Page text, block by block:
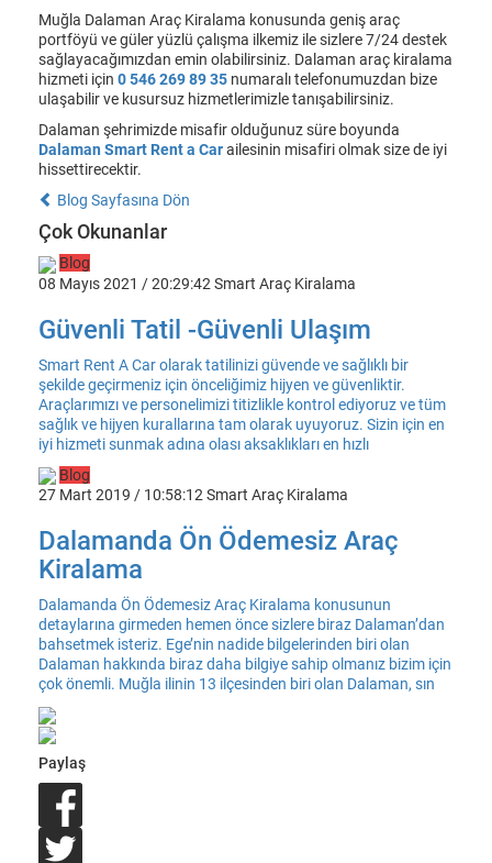
Muğla Dalaman Araç Kiralama konusunda geniş araç
portföyü ve güler yüzlü çalışma ilkemiz ile sizlere 7/24 destek
sağlayacağımızdan emin olabilirsiniz. Dalaman araç kiralama
hizmeti için 0 546 269 89 35 numaralı telefonumuzdan bize
ulaşabilir ve kusursuz hizmetlerimizle tanışabilirsiniz.
Dalaman şehrimizde misafir olduğunuz süre boyunda
Dalaman Smart Rent a Carailesinin misafiri olmak size de iyi
hissettirecektir.
Blog Sayfasına Dön
Çok Okunanlar
Blog
08 Mayıs 2021 / 20:29:42 Smart Araç Kiralama
Güvenli Tatil -Güvenli Ulaşım
Smart Rent A Car olarak tatilinizi güvende ve sağlıklı bir
şekilde geçirmeniz için önceliğimiz hijyen ve güvenliktir.
Araçlarımızı ve personelimizi titizlikle kontrol ediyoruz ve tüm
sağlık ve hijyen kurallarına tam olarak uyuyoruz. Sizin için en
iyi hizmeti sunmak adına olası aksaklıkları en hızlı
Blog
27 Mart 2019 / 10:58:12 Smart Araç Kiralama
Dalamanda Ön Ödemesiz Araç
Kiralama
Dalamanda Ön Ödemesiz Araç Kiralama konusunun
detaylarına girmeden hemen önce sizlere biraz Dalaman’dan
bahsetmek isteriz. Ege’nin nadide bilgelerinden biri olan
Dalaman hakkında biraz daha bilgiye sahip olmanız bizim için
çok önemli. Muğla ilinin 13 ilçesinden biri olan Dalaman, sın
Paylaş